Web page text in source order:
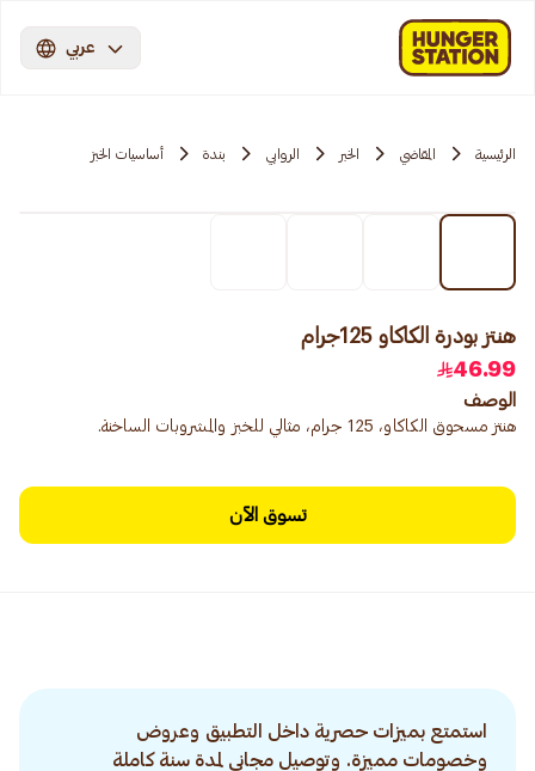
عربي
الرئيسية المقاضي الخبر الروابي بندة أساسيات الخبز
هنتز بودرة الكاكاو 125جرام
46.99
الوصف
هنتز مسحوق الكاكاو، 125 جرام، مثالي للخبز والمشروبات الساخنة.
تسوق الآن
استمتع بميزات حصرية داخل التطبيق وعروض
وخصومات مميزة. وتوصيل مجاني لمدة سنة كاملة